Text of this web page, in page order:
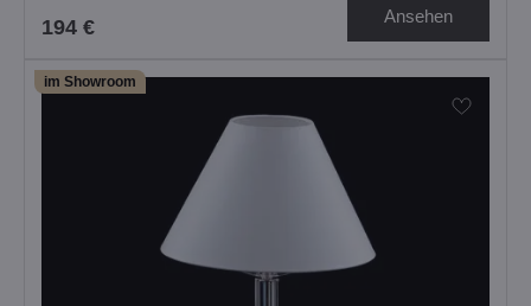
194 € Ansehen
im Showroom